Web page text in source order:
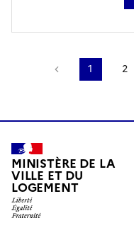
Page
1 2
MINISTÈRE DE LA
VILLE ET DU
LOGEMENT